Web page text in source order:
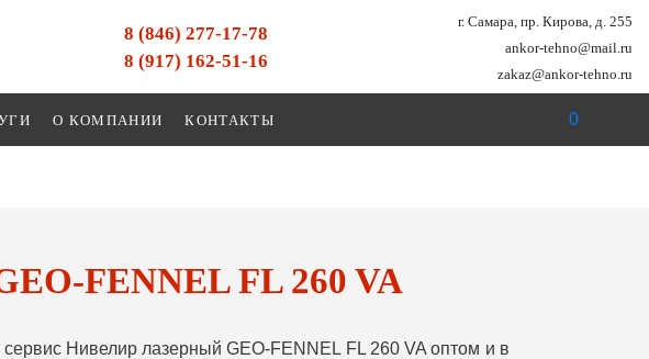
8 (846) 277-17-78
8 (917) 162-51-16
г. Самара, пр. Кирова, д. 255
ankor-tehno@mail.ru
zakaz@ankor-tehno.ru
О КОМПАНИИ КОНТАКТЫ 0
FENNEL FL 260 VA
Нивелир лазерный GEO-FENNEL FL 260 VA оптом и в